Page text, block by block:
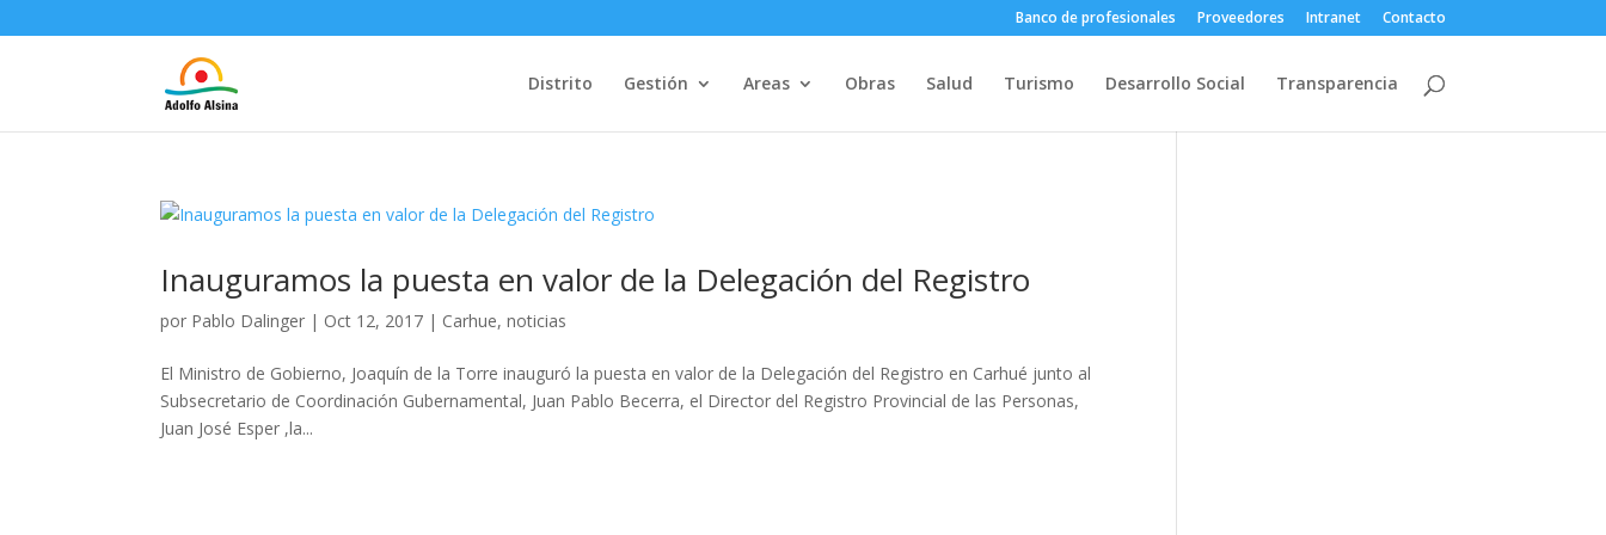
Banco de profesionales Proveedores Intranet Contacto
Distrito Gestión Areas Obras Salud Turismo Desarrollo Social Transparencia
Inauguramos la puesta en valor de la Delegación del Registro
por Pablo Dalinger | Oct 12, 2017 | Carhue,noticias
El Ministro de Gobierno, Joaquín de la Torre inauguró la puesta en valor de la Delegación del Registro en Carhué junto al
Subsecretario de Coordinación Gubernamental, Juan Pablo Becerra, el Director del Registro Provincial de las Personas,
Juan José Esper ,la...